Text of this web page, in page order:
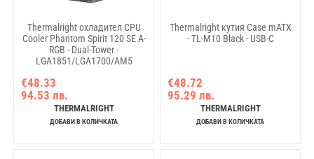
Thermalright охладител CPU
Cooler Phantom Spirit 120 SE A-
RGB - Dual-Tower -
LGA1851/LGA1700/AM5
€48.33
94.53 лв.
THERMALRIGHT
ДОБАВИ В КОЛИЧКАТА
Thermalright кутия Case mATX
- TL-M10 Black - USB-C
€48.72
95.29 лв.
THERMALRIGHT
ДОБАВИ В КОЛИЧКАТА